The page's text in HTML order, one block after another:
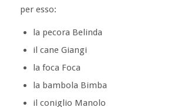
per esso:
la pecora Belinda
il cane Giangi
la foca Foca
la bambola Bimba
il coniglio Manolo